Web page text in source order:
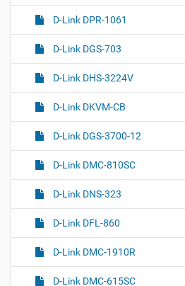
D-Link DPR-1061
D-Link DGS-703
D-Link DHS-3224V
D-Link DKVM-CB
D-Link DGS-3700-12
D-Link DMC-810SC
D-Link DNS-323
D-Link DFL-860
D-Link DMC-1910R
D-Link DMC-615SC